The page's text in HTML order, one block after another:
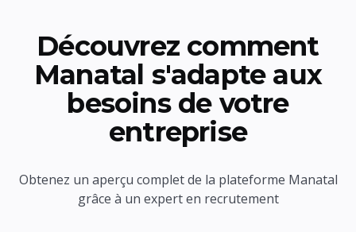
Découvrez comment
Manatal s'adapte aux
besoins de votre
entreprise
Obtenez un aperçu complet de la plateforme Manatal
grâce à un expert en recrutement